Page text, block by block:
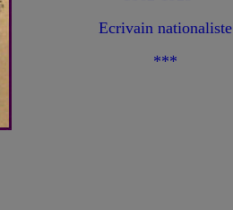
Ecrivain nationaliste
***